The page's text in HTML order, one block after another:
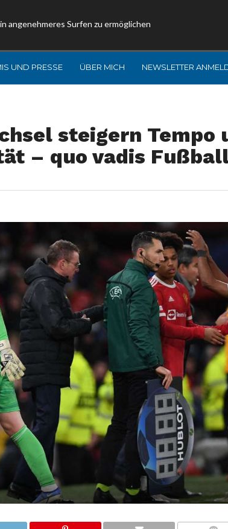
angenehmeres Surfen zu ermöglichen
UND PRESSE ÜBER MICH NEWSLETTER
steigern Tempo
– quo vadis